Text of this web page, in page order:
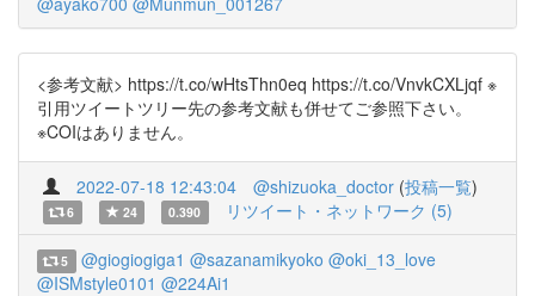
<参考文献> https://t.co/wHtsThn0eq https://t.co/VnvkCXLjqf ※
引用ツイートツリー先の参考文献も併せてご参照下さい。
※COIはありません。
2022-07-18 12:43:04 @shizuoka_doctor (投稿一覧)
6 24 0.390 リツイート・ネットワーク (5)
5 @giogiogiga1 @sazanamikyoko @oki_13_love
@ISMstyle0101 @224Ai1